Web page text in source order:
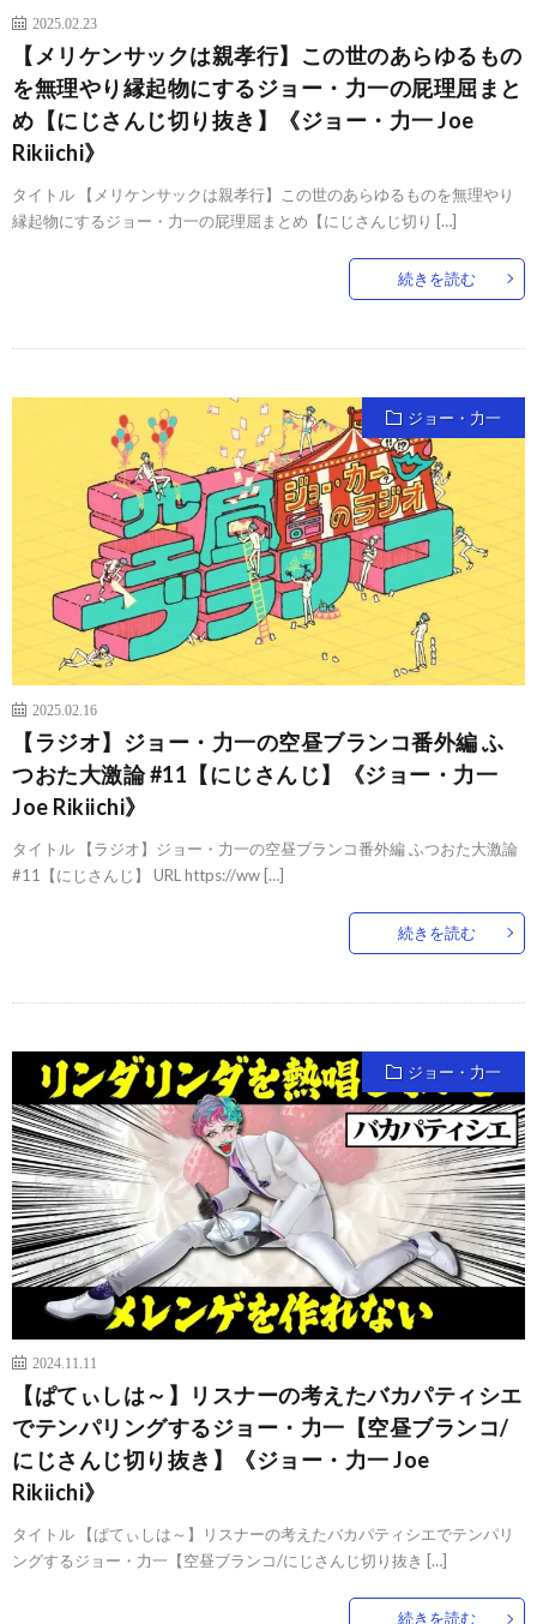
2025.02.23
【メリケンサックは親孝行】この世のあらゆるもの
を無理やり縁起物にするジョー・力一の屁理屈まと
め【にじさんじ切り抜き】《ジョー・力一 Joe
Rikiichi》
タイトル 【メリケンサックは親孝行】この世のあらゆるものを無理やり
縁起物にするジョー・力一の屁理屈まとめ【にじさんじ切り […]
続きを読む
ジョー・力一
2025.02.16
【ラジオ】ジョー・力一の空昼ブランコ番外編 ふ
つおた大激論 #11【にじさんじ】《ジョー・力一
Joe Rikiichi》
タイトル 【ラジオ】ジョー・力一の空昼ブランコ番外編 ふつおた大激論
#11【にじさんじ】 URL https://ww […]
続きを読む
ジョー・力一
2024.11.11
【ぱてぃしは～】リスナーの考えたバカパティシエ
でテンパリングするジョー・力一【空昼ブランコ/
にじさんじ切り抜き】《ジョー・力一 Joe
Rikiichi》
タイトル 【ぱてぃしは～】リスナーの考えたバカパティシエでテンパリ
ングするジョー・力一【空昼ブランコ/にじさんじ切り抜き […]
続きを読む